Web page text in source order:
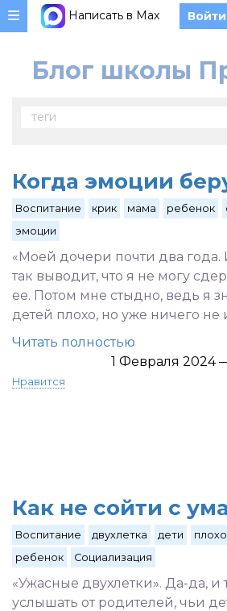
Написать в Max
Блог школы
теги
Когда эмоции
Воспитание крик мама ребенок
эмоции
«Моей дочери почти два года.
так выводит, что я не могу
ее. Потом мне стыдно, ведь я
детей плохо, но уже ничего не
Читать полностью
1 Февраля 2024
Нравится
Как не сойти с
Воспитание двухлетка дети
ребенок
Социализация
«Ужасные двухлетки». Да-да, и
услышать от родителей, чьи